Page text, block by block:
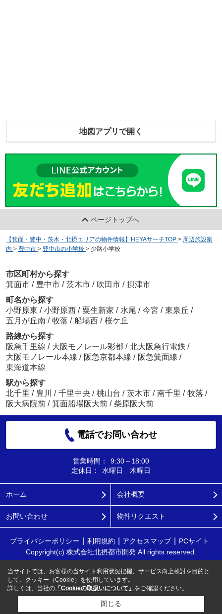
地図アプリで開く
ページトップへ
【箕面・豊中・茨木・北摂エリアの物件情報】HEYAサーチTOP > 周辺施設案
内 > 豊中市 > 豊中市の小学校 > 少路小学校
市区町村から探す
箕面市 / 豊中市 / 茨木市 / 吹田市 / 摂津市
町名から探す
小野原東 / 小野原西 / 粟生新家 / 水尾 / 今宮 / 東泉丘 /
五月が丘南 / 牧落 / 船場西 / 桜ケ丘
路線から探す
阪急千里線 / 大阪モノレール彩都 / 北大阪急行電鉄 /
大阪モノレール本線 / 阪急京都本線 / 阪急箕面線 /
東海道本線
駅から探す
北千里 / 豊川 / 千里中央 / 桃山台 / 茨木市 / 南千里 / 牧落 /
阪大病院前 / 箕面船場阪大前 / 柴原阪大前
電話でお問い合わせ
営業時間：
9:30～18:00
定休日：
水曜日 木曜日
ホーム 会社概要
お問い合わせ 物件リクエスト
プライバシーポリシー 利用規約 アクセスマップ
PCサイト
Copyright(c) 株式会社北摂都市開発 All rights reserved.
当サイトでは、お客様の当サイト利用状況把握、サービス向上検討を目的と
して、クッキー（Cookie）を使用しています。
詳しくは、当社の 「Cookieの取扱いについて」 をご確認ください。
閉じる